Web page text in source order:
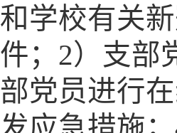
和学校有关
件； 2）支部
部党员进行